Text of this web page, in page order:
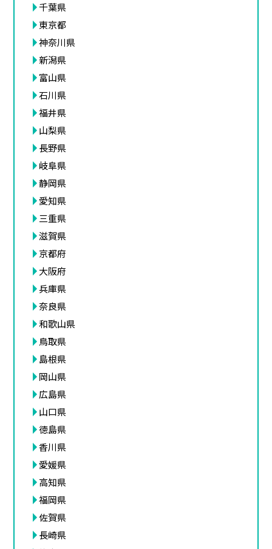
千葉県
東京都
神奈川県
新潟県
富山県
石川県
福井県
山梨県
長野県
岐阜県
静岡県
愛知県
三重県
滋賀県
京都府
大阪府
兵庫県
奈良県
和歌山県
鳥取県
島根県
岡山県
広島県
山口県
徳島県
香川県
愛媛県
高知県
福岡県
佐賀県
長崎県